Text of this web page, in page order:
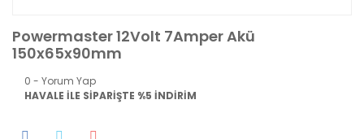
Powermaster 12Volt 7Amper Akü
150x65x90mm
0 - Yorum Yap
HAVALE İLE SİPARİŞTE %5 İNDİRİM